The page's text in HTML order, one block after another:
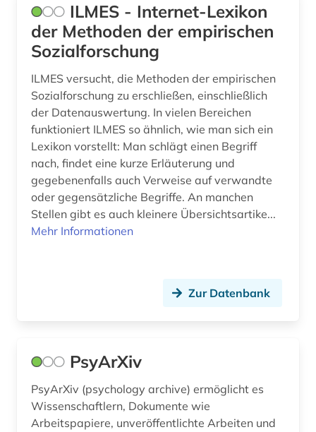
ILMES - Internet-Lexikon
der Methoden der empirischen
Sozialforschung
ILMES versucht, die Methoden der empirischen
Sozialforschung zu erschließen, einschließlich
der Datenauswertung. In vielen Bereichen
funktioniert ILMES so ähnlich, wie man sich ein
Lexikon vorstellt: Man schlägt einen Begriff
nach, findet eine kurze Erläuterung und
gegebenenfalls auch Verweise auf verwandte
oder gegensätzliche Begriffe. An manchen
Stellen gibt es auch kleinere Übersichtsartike...
Mehr Informationen
Zur Datenbank
PsyArXiv
PsyArXiv (psychology archive) ermöglicht es
Wissenschaftlern, Dokumente wie
Arbeitspapiere, unveröffentlichte Arbeiten und